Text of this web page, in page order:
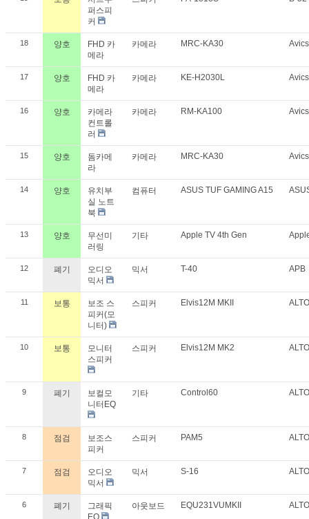
퍼스피
커
18 양호
FHD 카
메라
카메라 MRC-KA30
17 양호
FHD 카
메라
카메라 KE-H2030L
16 양호
카메라
컨트롤
러
카메라 RM-KA100
15 양호
돔카메
라
카메라 MRC-KA30
14 양호
유치부
실 노트
북
컴퓨터 ASUS TUF GAMING A15
13 양호
무선미
러링
기타 Apple TV 4th Gen
12 폐기
오디오
믹서
믹서 T-40 APB
11 보통
보조 스
피커(모
니터)
스피커 Elvis12M MKII
10 보통
모니터
스피커
스피커 Elvis12M MK2
9 폐기
보컬모
니터EQ
기타 Control60
8 점검
보조스
피커
스피커 PAM5
7 점검
오디오
믹서
믹서 S-16
6 폐기
그래픽
EQ
아웃보드 EQU231VUMKII